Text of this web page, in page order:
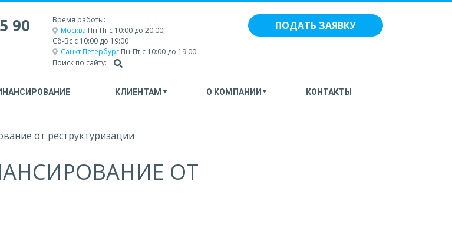
90
Время работы:
Москва Пн-Пт с 10:00 до 20:00;
Сб-Вс с 10:00 до 19:00
Санкт ПетербургПн-Пт с 10:00 до 19:00
Поиск по сайту:
ПОДАТЬ ЗАЯВКУ
КЛИЕНТАМ О КОМПАНИИ КОНТАКТЫ
от реструктуризации
ОТ